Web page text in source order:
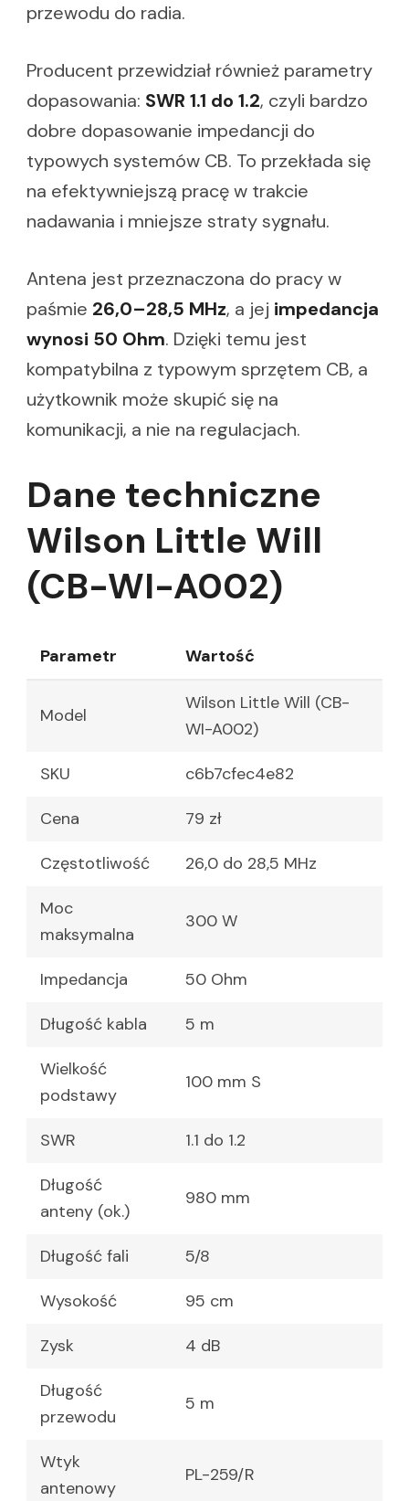
przewodu do radia.
Producent przewidział również parametry
dopasowania: SWR 1.1 do 1.2, czyli bardzo
dobre dopasowanie impedancji do
typowych systemów CB. To przekłada się
na efektywniejszą pracę w trakcie
nadawania i mniejsze straty sygnału.
Antena jest przeznaczona do pracy w
paśmie 26,0–28,5 MHz, a jej impedancja
wynosi 50 Ohm. Dzięki temu jest
kompatybilna z typowym sprzętem CB, a
użytkownik może skupić się na
komunikacji, a nie na regulacjach.
Dane techniczne
Wilson Little Will
(CB-WI-A002)
Parametr Wartość
Model
Wilson Little Will (CB-
WI-A002)
SKU c6b7cfec4e82
Cena 79 zł
Częstotliwość 26,0 do 28,5 MHz
Moc
maksymalna
300 W
Impedancja 50 Ohm
Długość kabla 5 m
Wielkość
podstawy
100 mm S
SWR 1.1 do 1.2
Długość
anteny (ok.)
980 mm
Długość fali 5/8
Wysokość 95 cm
Zysk 4 dB
Długość
przewodu
5 m
Wtyk
antenowy
PL-259/R